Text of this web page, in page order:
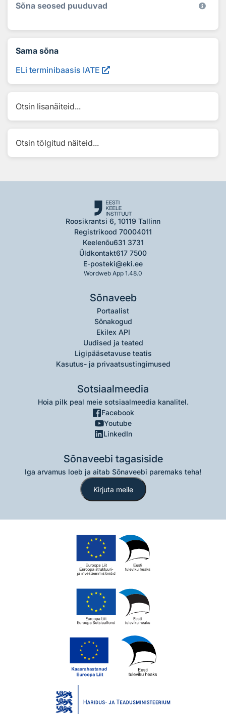
Sõna seosed puuduvad
Sama sõna
ELi terminibaasis IATE
Otsin lisanäiteid...
Otsin tõlgitud näiteid...
Roosikrantsi 6, 10119 Tallinn
Registrikood 70004011
Keelenõu631 3731
Üldkontakt617 7500
E-posteki@eki.ee
Wordweb App 1.48.0
Sõnaveeb
Portaalist
Sõnakogud
Ekilex API
Uudised ja teated
Ligipääsetavuse teatis
Kasutus- ja privaatsustingimused
Sotsiaalmeedia
Hoia pilk peal meie sotsiaalmeedia kanalitel.
Facebook
Youtube
LinkedIn
Sõnaveebi tagasiside
Iga arvamus loeb ja aitab Sõnaveebi paremaks teha!
Kirjuta meile